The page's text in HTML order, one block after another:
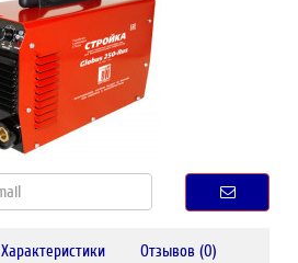
Характеристики Отзывов (0)